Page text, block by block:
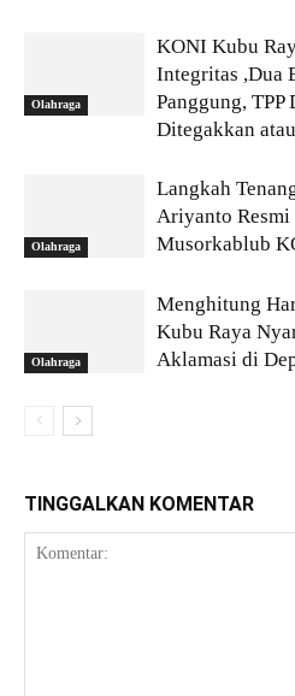
Olahraga
KONI Kubu
Integritas ,Dua
Panggung,
Ditegakkan
Olahraga
Langkah
Ariyanto
Musorkablub
Olahraga
Menghitung
Kubu Raya
Aklamasi di
TINGGALKAN KOMENTAR